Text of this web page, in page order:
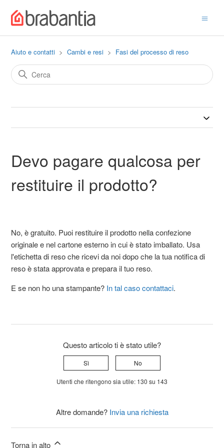
Aiuto e contatti Cambi e resi Fasi del processo di reso
Devo pagare qualcosa per
restituire il prodotto?
No, è gratuito. Puoi restituire il prodotto nella confezione
originale e nel cartone esterno in cui è stato imballato. Usa
l'etichetta di reso che ricevi da noi dopo che la tua notifica di
reso è stata approvata e prepara il tuo reso.
E se non ho una stampante? In tal caso contattaci.
Questo articolo ti è stato utile?
Sì No
Utenti che ritengono sia utile: 130 su 143
Altre domande? Invia una richiesta
Torna in alto